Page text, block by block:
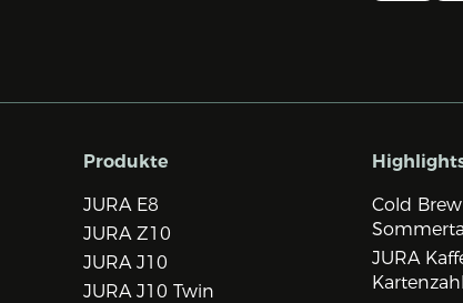
Produkte
JURA E8
JURA Z10
JURA J10
JURA J10 Twin
Cold
JURA